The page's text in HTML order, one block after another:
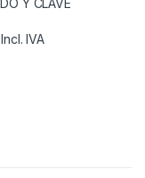
Incl. IVA